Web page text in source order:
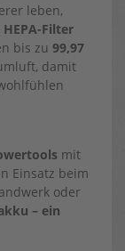
leben,
Filter
bis zu 99,97
damit
mit
Einsatz beim
oder
– ein